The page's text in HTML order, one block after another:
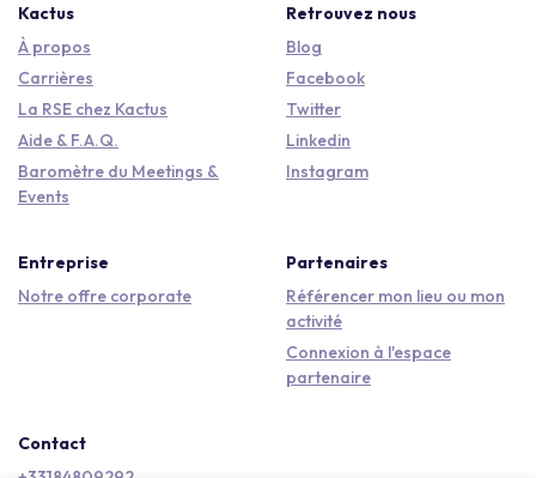
Kactus
À propos
Carrières
La RSE chez Kactus
Aide & F.A.Q.
Baromètre du Meetings &
Events
Retrouvez nous
Blog
Facebook
Twitter
Linkedin
Instagram
Entreprise
Notre offre corporate
Partenaires
Référencer mon lieu ou mon
activité
Connexion à l'espace
partenaire
Contact